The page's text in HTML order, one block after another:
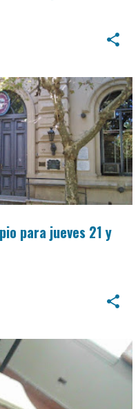
para jueves 21 y